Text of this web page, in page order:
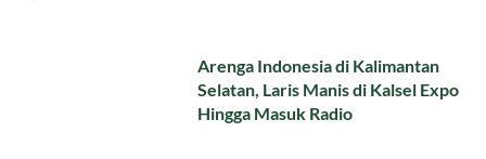
Arenga Indonesia di Kalimantan
Selatan, Laris Manis di Kalsel Expo
Hingga Masuk Radio